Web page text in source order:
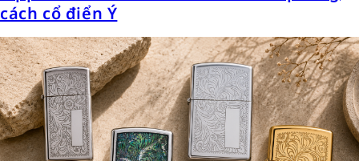
cách cổ điển Ý